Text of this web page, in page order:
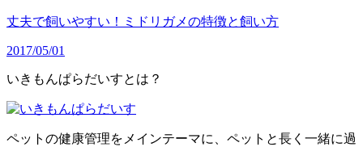
丈夫で飼いやすい！ミドリガメの特徴と飼い方
2017/05/01
いきもんぱらだいすとは？
ペットの健康管理をメインテーマに、ペットと長く一緒に過